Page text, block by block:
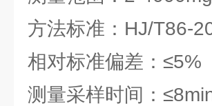
方法标准：HJ/T86-
相对标准偏差：≤5%
测量采样时间：